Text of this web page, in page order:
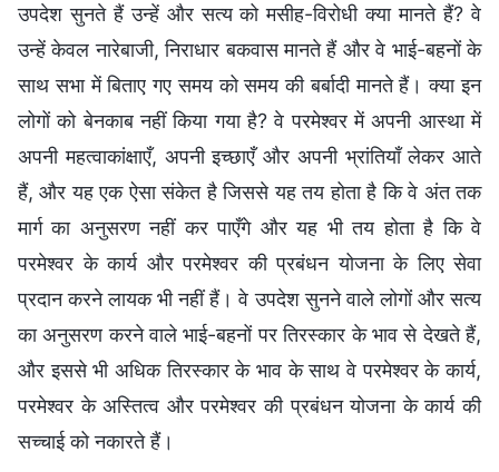
उपदेश सुनते हैं उन्हें और सत्य को मसीह-विरोधी क्या मानते हैं? वे
उन्हें केवल नारेबाजी, निराधार बकवास मानते हैं और वे भाई-बहनों के
साथ सभा में बिताए गए समय को समय की बर्बादी मानते हैं। क्या इन
लोगों को बेनकाब नहीं किया गया है? वे परमेश्वर में अपनी आस्था में
अपनी महत्वाकांक्षाएँ, अपनी इच्छाएँ और अपनी भ्रांतियाँ लेकर आते
हैं, और यह एक ऐसा संकेत है जिससे यह तय होता है कि वे अंत तक
मार्ग का अनुसरण नहीं कर पाएँगे और यह भी तय होता है कि वे
परमेश्वर के कार्य और परमेश्वर की प्रबंधन योजना के लिए सेवा
प्रदान करने लायक भी नहीं हैं। वे उपदेश सुनने वाले लोगों और सत्य
का अनुसरण करने वाले भाई-बहनों पर तिरस्कार के भाव से देखते हैं,
और इससे भी अधिक तिरस्कार के भाव के साथ वे परमेश्वर के कार्य,
परमेश्वर के अस्तित्व और परमेश्वर की प्रबंधन योजना के कार्य की
सच्चाई को नकारते हैं।